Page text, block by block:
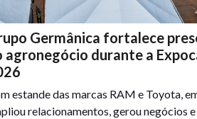
Germânica fortalece
agronegócio durante a
estande das marcas RAM e Toyota,
relacionamentos, gerou negócios e